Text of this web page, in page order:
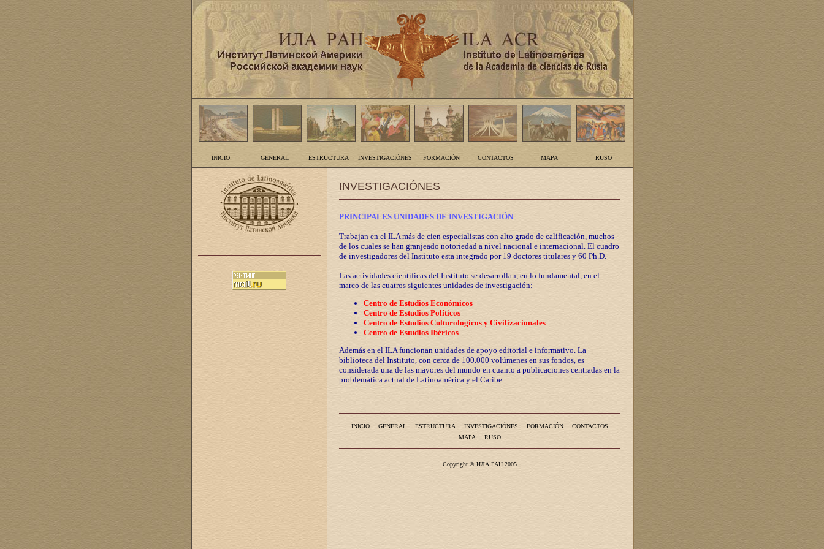
INICIO GENERAL ESTRUCTURA INVESTIGACIÓNES FORMACIÓN CONTACTOS MAPA RUSO
INVESTIGACIÓNES
PRINCIPALES UNIDADES DE INVESTIGACIÓN
Trabajan en el ILA más de cien especialistas con alto grado de calificación, muchos
de los cuales se han granjeado notoriedad a nivel nacional e internacional. El cuadro
de investigadores del Instituto esta integrado por 19 doctores titulares y 60 Ph.D.
Las actividades científicas del Instituto se desarrollan, en lo fundamental, en el
marco de las cuatros siguientes unidades de investigación:
Centro de Estudios Económicos
Centro de Estudios Políticos
Centro de Estudios Culturologicos y Civilizacionales
Centro de Estudios Ibéricos
Además en el ILA funcionan unidades de apoyo editorial e informativo. La
biblioteca del Instituto, con cerca de 100.000 volúmenes en sus fondos, es
considerada una de las mayores del mundo en cuanto a publicaciones centradas en la
problemática actual de Latinoamérica y el Caribe.
INICIO GENERAL ESTRUCTURA INVESTIGACIÓNES FORMACIÓN
CONTACTOS
MAPA
RUSO
Copyright © ИЛА РАН 2005